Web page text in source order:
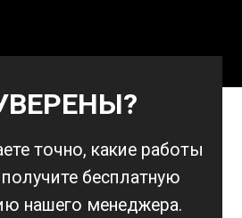
передача на коробках
и износ сцепления.
изменение режимных
по крутящему моменту,
точно, какие работы
получите бесплатную
нашего менеджера.